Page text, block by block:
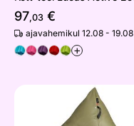
97,03 €
ajavahemikul 12.08 - 19.08
+
Kott-tool 350 l